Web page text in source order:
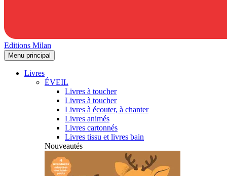
Editions Milan
Menu principal
Livres
ÉVEIL
Livres à toucher
Livres à toucher
Livres à écouter, à chanter
Livres animés
Livres cartonnés
Livres tissu et livres bain
Nouveautés